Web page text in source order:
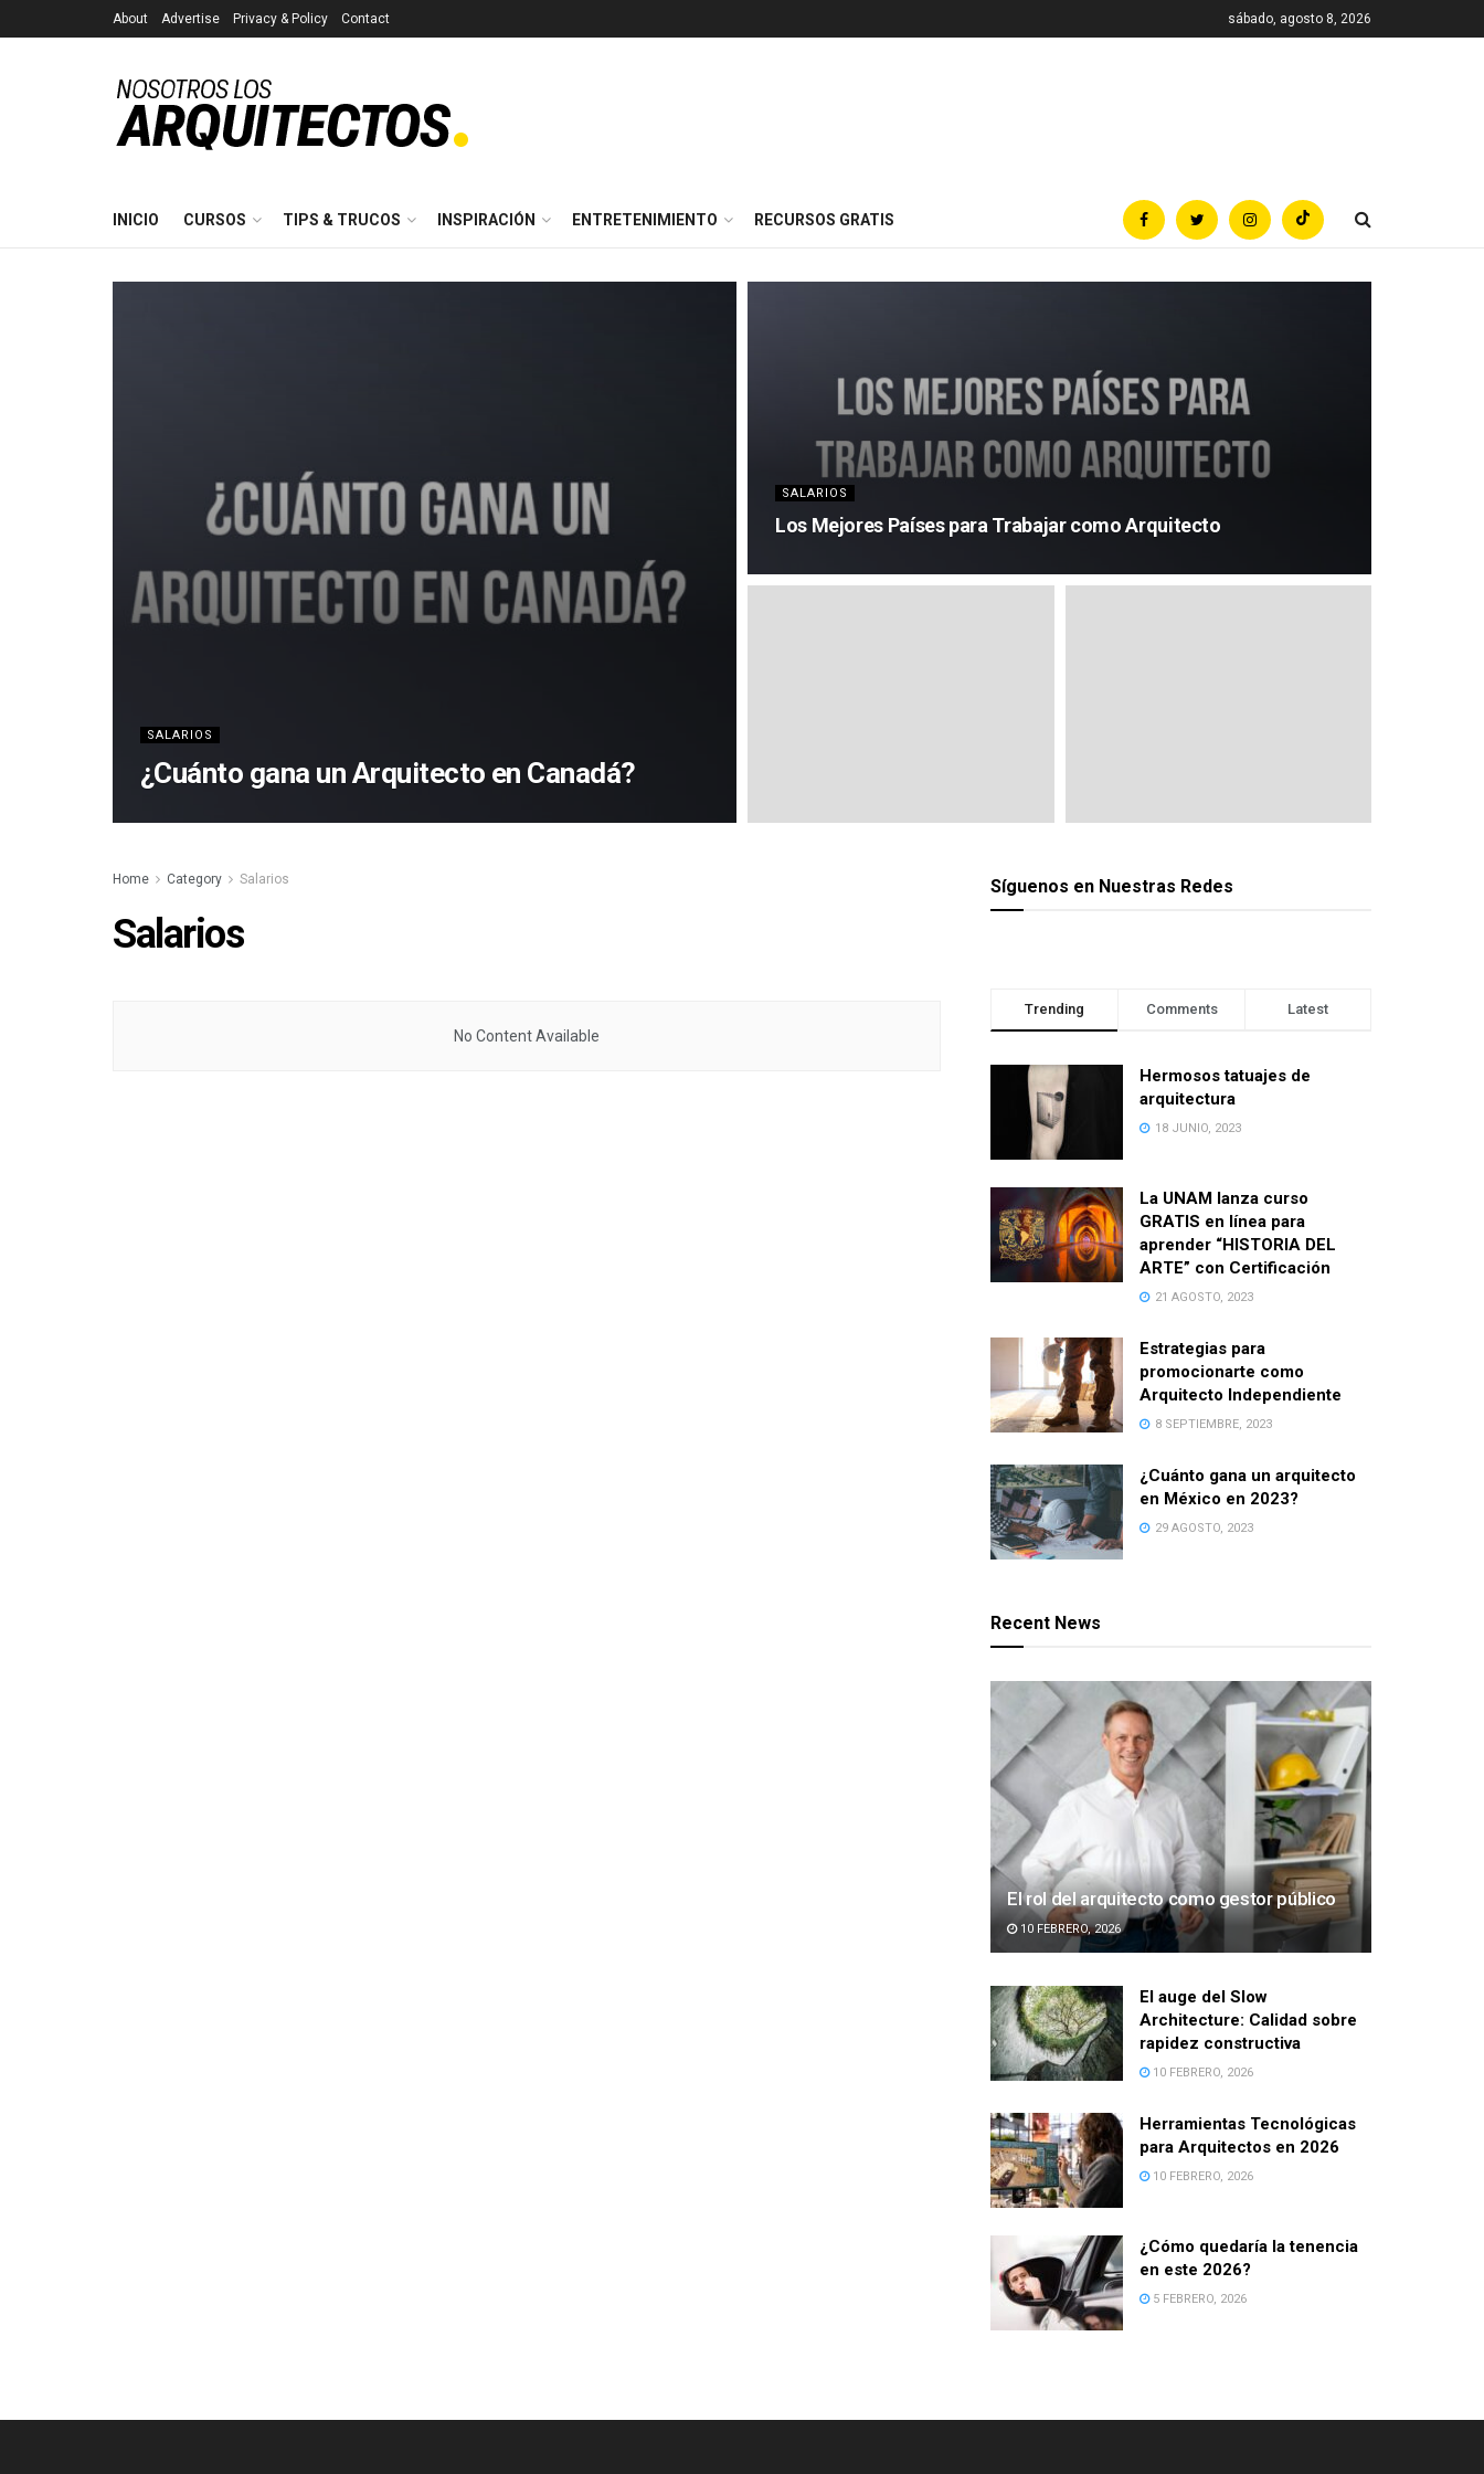
About Advertise Privacy & Policy Contact sábado, agosto 8, 2026
INICIO CURSOS TIPS & TRUCOS INSPIRACIÓN ENTRETENIMIENTO RECURSOS GRATIS
SALARIOS
¿Cuánto gana un Arquitecto en Canadá?
SALARIOS
Los Mejores Países para Trabajar como Arquitecto
Home Category Salarios
Salarios
No Content Available
Síguenos en Nuestras Redes
Trending Comments Latest
Hermosos tatuajes de
arquitectura
18 JUNIO, 2023
La UNAM lanza curso
GRATIS en línea para
aprender “HISTORIA DEL
ARTE” con Certificación
21 AGOSTO, 2023
Estrategias para
promocionarte como
Arquitecto Independiente
8 SEPTIEMBRE, 2023
¿Cuánto gana un arquitecto
en México en 2023?
29 AGOSTO, 2023
Recent News
El rol del arquitecto como gestor público
10 FEBRERO, 2026
El auge del Slow
Architecture: Calidad sobre
rapidez constructiva
10 FEBRERO, 2026
Herramientas Tecnológicas
para Arquitectos en 2026
10 FEBRERO, 2026
¿Cómo quedaría la tenencia
en este 2026?
5 FEBRERO, 2026